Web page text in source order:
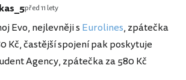
před 11 lety
Evo, nejlevněji s Eurolines, zpátečka
Kč, častější spojení pak poskytuje
Agency, zpátečka za 580 Kč